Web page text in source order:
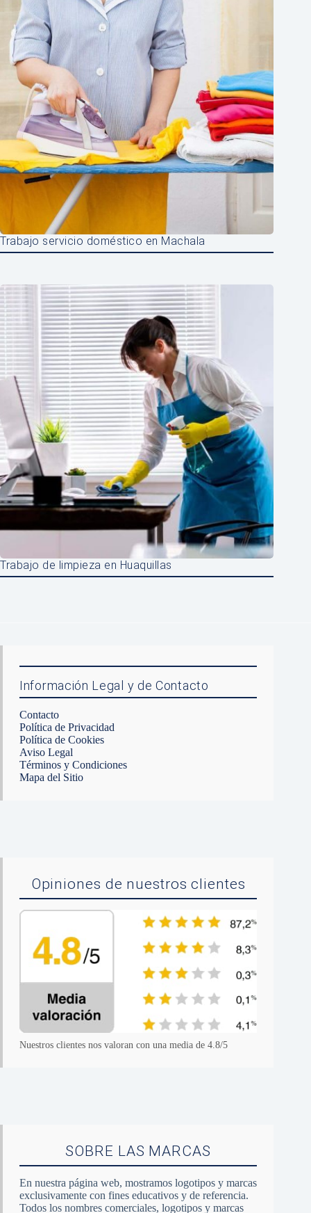
Trabajo servicio doméstico en Machala
Trabajo de limpieza en Huaquillas
Información Legal y de Contacto
Contacto
Política de Privacidad
Política de Cookies
Aviso Legal
Términos y Condiciones
Mapa del Sitio
Opiniones de nuestros clientes
Nuestros clientes nos valoran con una media de 4.8/5
SOBRE LAS MARCAS
En nuestra página web, mostramos logotipos y marcas
exclusivamente con fines educativos y de referencia.
Todos los nombres comerciales, logotipos y marcas